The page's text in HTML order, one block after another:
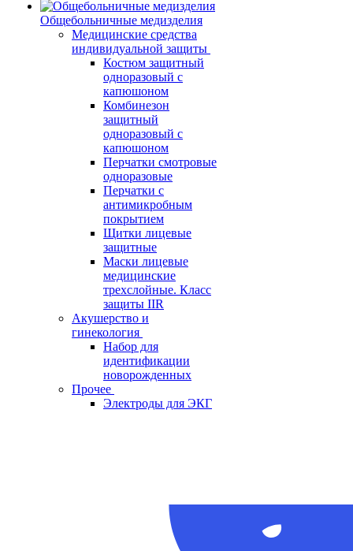
Общебольничные медизделия
Медицинские средства
индивидуальной защиты
Костюм защитный
одноразовый с
капюшоном
Комбинезон
защитный
одноразовый с
капюшоном
Перчатки смотровые
одноразовые
Перчатки с
антимикробным
покрытием
Щитки лицевые
защитные
Маски лицевые
медицинские
трехслойные. Класс
защиты IIR
Акушерство и
гинекология
Набор для
идентификации
новорожденных
Прочее
Электроды для ЭКГ